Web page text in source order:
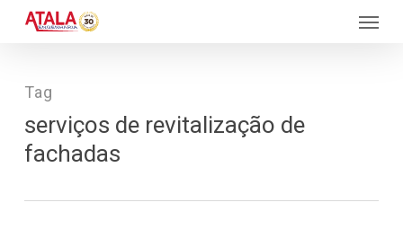
Menu
Tag
serviços de revitalização de
fachadas